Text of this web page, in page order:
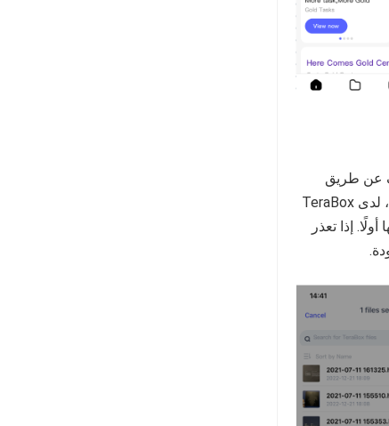
عن طريق
الخطأ، فقد يؤدي ذلك إلى فقدانه الدائم إذا لم يكن قابلاً للاسترداد. لحسن الحظ، لدى TeraBox
إذا تعذر